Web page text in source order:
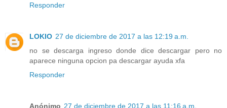
Responder
LOKIO 27 de diciembre de 2017 a las 12:19 a.m.
no se descarga ingreso donde dice descargar pero no
aparece ninguna opcion pa descargar ayuda xfa
Responder
Anónimo 27 de diciembre de 2017 a las 11:16 a.m.